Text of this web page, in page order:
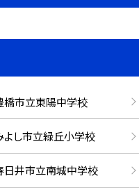
市立東陽中学校
し市立緑丘小学校
井市立南城中学校